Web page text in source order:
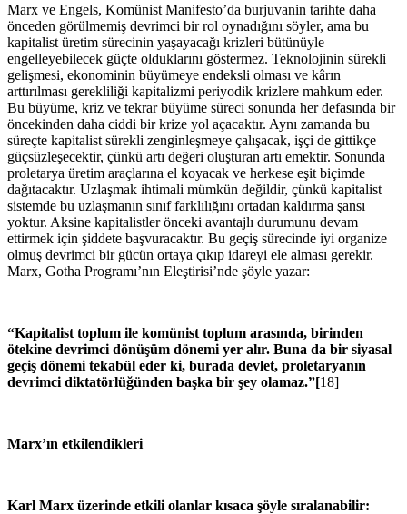
Marx ve Engels, Komünist Manifesto’da burjuvanin tarihte daha
önceden görülmemiş devrimci bir rol oynadığını söyler, ama bu
kapitalist üretim sürecinin yaşayacağı krizleri bütünüyle
engelleyebilecek güçte olduklarını göstermez. Teknolojinin sürekli
gelişmesi, ekonominin büyümeye endeksli olması ve kârın
arttırılması gerekliliği kapitalizmi periyodik krizlere mahkum eder.
Bu büyüme, kriz ve tekrar büyüme süreci sonunda her defasında bir
öncekinden daha ciddi bir krize yol açacaktır. Aynı zamanda bu
süreçte kapitalist sürekli zenginleşmeye çalışacak, işçi de gittikçe
güçsüzleşecektir, çünkü artı değeri oluşturan artı emektir. Sonunda
proletarya üretim araçlarına el koyacak ve herkese eşit biçimde
dağıtacaktır. Uzlaşmak ihtimali mümkün değildir, çünkü kapitalist
sistemde bu uzlaşmanın sınıf farklılığını ortadan kaldırma şansı
yoktur. Aksine kapitalistler önceki avantajlı durumunu devam
ettirmek için şiddete başvuracaktır. Bu geçiş sürecinde iyi organize
olmuş devrimci bir gücün ortaya çıkıp idareyi ele alması gerekir.
Marx, Gotha Programı’nın Eleştirisi’nde şöyle yazar:
“Kapitalist toplum ile komünist toplum arasında, birinden
ötekine devrimci dönüşüm dönemi yer alır. Buna da bir siyasal
geçiş dönemi tekabül eder ki, burada devlet, proletaryanın
devrimci diktatörlüğünden başka bir şey olamaz.”[18]
Marx’ın etkilendikleri
Karl Marx üzerinde etkili olanlar kısaca şöyle sıralanabilir: